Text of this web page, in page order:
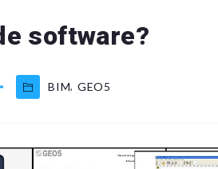
software?
BIM, GEO5